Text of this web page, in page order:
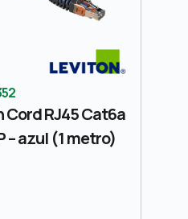
Cord RJ45 Cat6a
– azul (1 metro)